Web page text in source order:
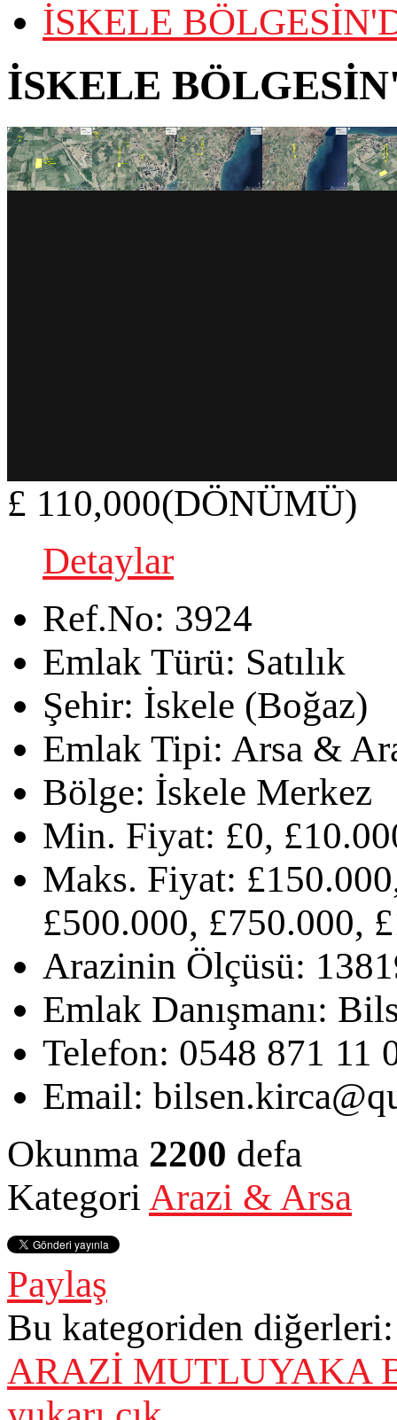
İSKELE
İSKELE
£ 110,000(DÖNÜMÜ)
Detaylar
Ref.No: 3924
Emlak Türü: Satılık
Şehir: İskele (Boğaz)
Emlak Tipi: Arsa &
Bölge: İskele Merkez
Min. Fiyat: £0,
Maks. Fiyat:
£500.000, £750.000,
Arazinin Ölçüsü:
Emlak Danışmanı:
Telefon: 0548 871 11
Email:
Okunma 2200 defa
Kategori Arazi & Arsa
Paylaş
Bu kategoriden diğerleri:
ARAZİ MUTLUYAKA